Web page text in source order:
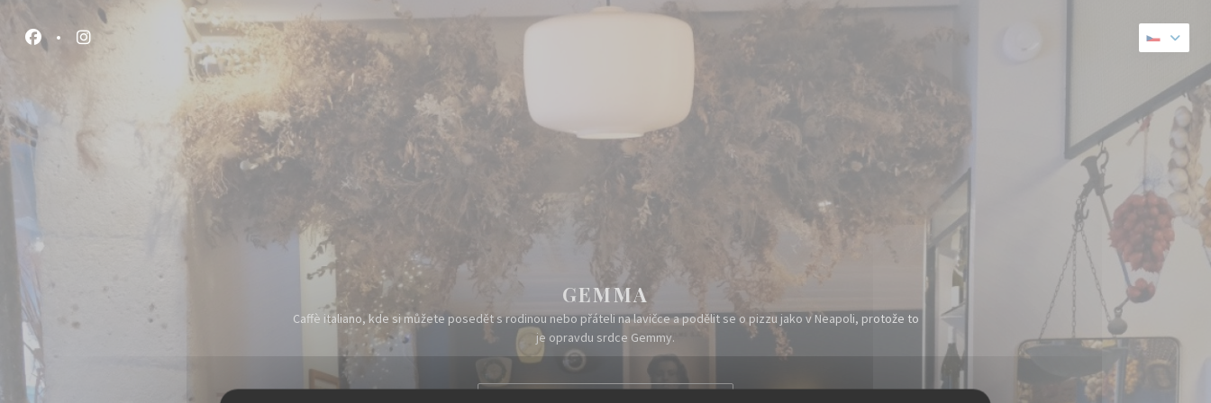
Panel pro správu cookies
Facebook ((otevře se v novém okně))
Instagram ((otevře se v novém okně))
GEMMA
Caffè italiano, kde si můžete posedět s rodinou nebo přáteli na lavičce a podělit se o pizzu jako v Neapoli, protože to
je opravdu srdce Gemmy.